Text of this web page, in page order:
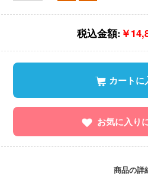
税込金額: ￥
カートに
お気に入り
商品の詳